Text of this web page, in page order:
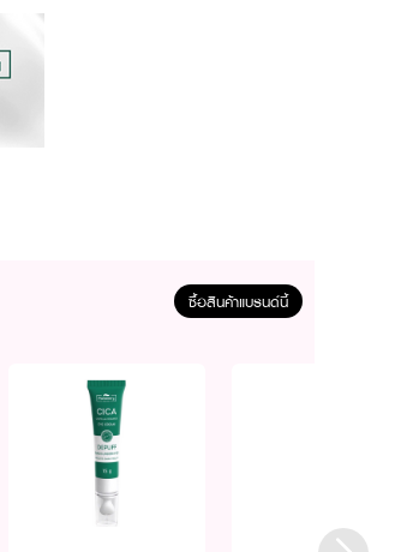
ซื้อสินค้าแบรนด์นี้